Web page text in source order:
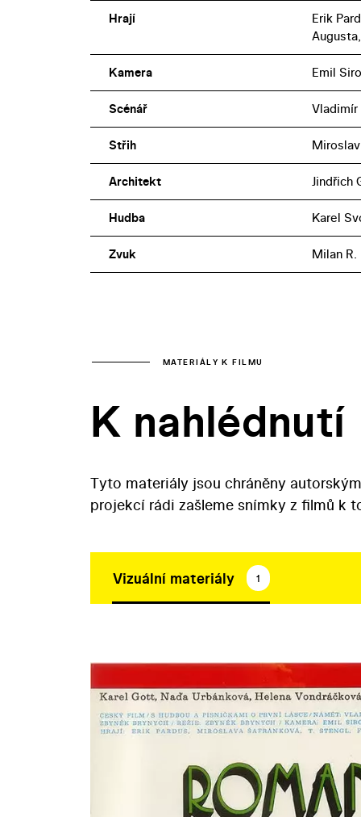
Hrají
Erik
Kamera Emil
Scénář Vladimír
Střih
Architekt Jindřich
Hudba Karel
Zvuk Milan
MATERIÁLY K FILMU
K nahlédnutí
Tyto materiály jsou chráněny
projekcí rádi zašleme snímky z filmů k
Vizuální materiály 1